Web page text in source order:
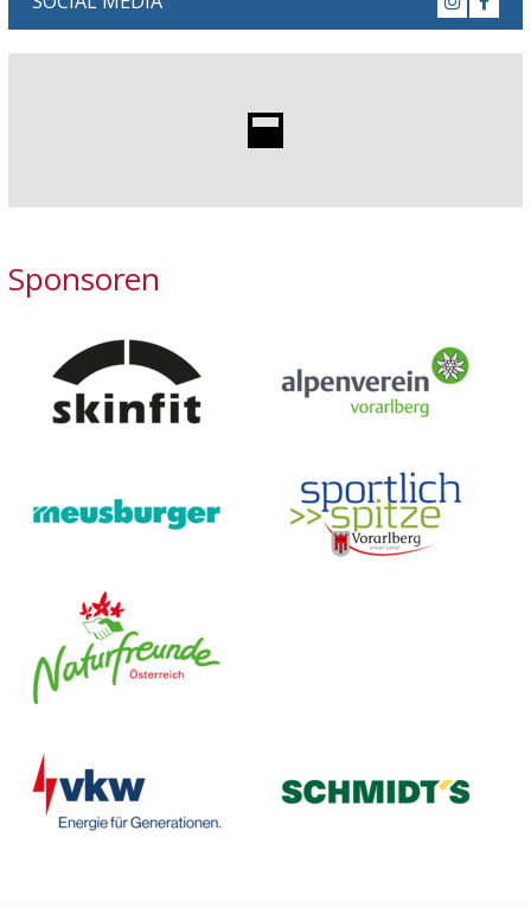
Sponsoren